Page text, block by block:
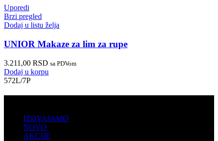
Uporedi
Brzi pregled
Dodaj u listu želja
UNIOR Makaze za lim za rupe
3.211,00 RSD sa PDVom
Dodaj u korpu
572L/7P
IZDVAJAMO
NOVO
AKCIJE